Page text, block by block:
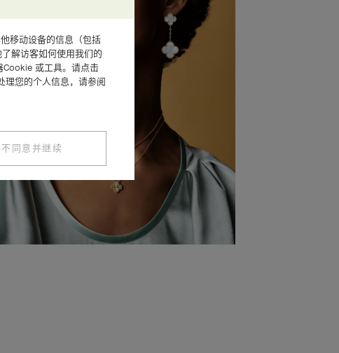
移动设备的信息（包括
解访客如何使用我们的
或工具。请点击
理您的个人信息，请参阅
不同意并继续